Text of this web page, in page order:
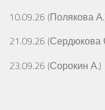
10.09.26 (Полякова
21.09.26 (Сердюкова
23.09.26 (Сорокин А.)